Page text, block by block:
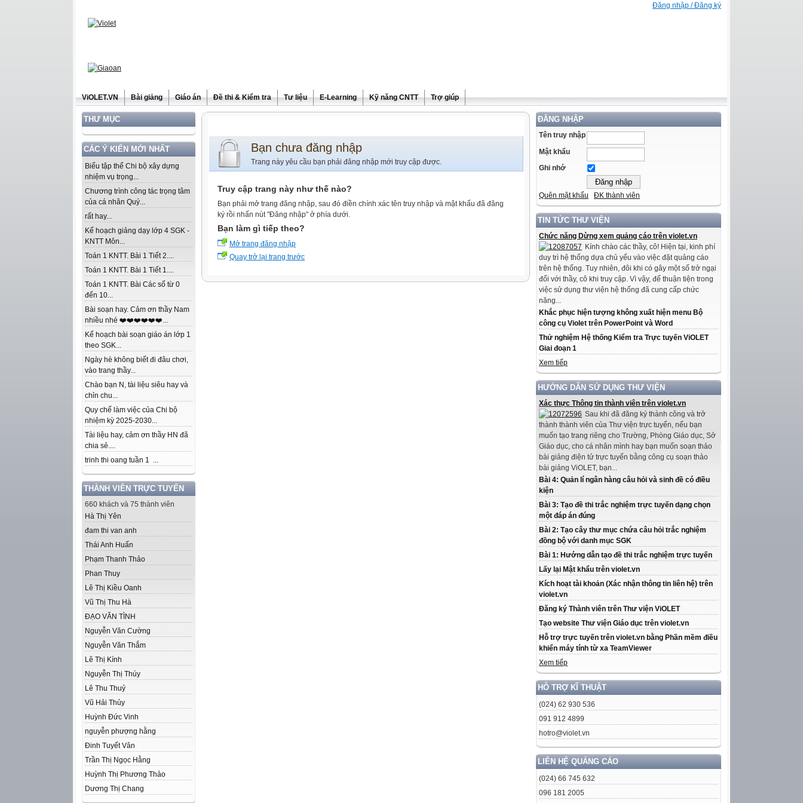
Đăng nhập / Đăng ký
ViOLET.VN Bài giảng Giáo án Đề thi & Kiểm tra Tư liệu E-Learning Kỹ năng CNTT Trợ giúp
THƯ MỤC
CÁC Ý KIẾN MỚI NHẤT
Biểu tập thể Chi bộ xây dựng
nhiệm vụ trọng...
Chương trình công tác trọng tâm
của cá nhân Quý...
rất hay...
Kế hoạch giảng dạy lớp 4 SGK -
KNTT Môn...
Toán 1 KNTT. Bài 1 Tiết 2....
Toán 1 KNTT. Bài 1 Tiết 1....
Toán 1 KNTT. Bài Các số từ 0
đến 10...
Bài soạn hay. Cảm ơn thầy Nam
nhiều nhé ❤️❤️❤️❤️❤️❤️...
Kế hoạch bài soạn giáo án lớp 1
theo SGK...
Ngày hè không biết đi đâu chơi,
vào trang thầy...
Chào bạn N, tài liệu siêu hay và
chỉn chu...
Quy chế làm việc của Chi bộ
nhiệm kỳ 2025-2030...
Tài liệu hay, cảm ơn thầy HN đã
chia sẻ....
trinh thi oang tuần 1 ...
THÀNH VIÊN TRỰC TUYẾN
660 khách và 75 thành viên
Hà Thị Yên
đam thi van anh
Thái Anh Huấn
Phạm Thanh Thảo
Phan Thuy
Lê Thị Kiều Oanh
Vũ Thị Thu Hà
ĐẠO VĂN TÌNH
Nguyễn Văn Cường
Nguyễn Văn Thắm
Lê Thị Kính
Nguyễn Thị Thúy
Lê Thu Thuỷ
Vũ Hải Thủy
Huỳnh Đức Vinh
nguyễn phượng hằng
Đinh Tuyết Vân
Trần Thị Ngọc Hằng
Huỳnh Thị Phương Thảo
Dương Thị Chang
ĐĂNG NHẬP
Tên truy nhập
Mật khẩu
Ghi nhớ
Quên mật khẩu ĐK thành viên
TIN TỨC THƯ VIỆN
Chức năng Dừng xem quảng cáo trên violet.vn
Kính chào các thầy, cô! Hiện tại, kinh phí
duy trì hệ thống dựa chủ yếu vào việc đặt quảng cáo
trên hệ thống. Tuy nhiên, đôi khi có gây một số trở ngại
đối với thầy, cô khi truy cập. Vì vậy, để thuận tiện trong
việc sử dụng thư viện hệ thống đã cung cấp chức
năng...
Khắc phục hiện tượng không xuất hiện menu Bộ
công cụ Violet trên PowerPoint và Word
Thử nghiệm Hệ thống Kiểm tra Trực tuyến ViOLET
Giai đoạn 1
Xem tiếp
HƯỚNG DẪN SỬ DỤNG THƯ VIỆN
Xác thực Thông tin thành viên trên violet.vn
Sau khi đã đăng ký thành công và trở
thành thành viên của Thư viện trực tuyến, nếu bạn
muốn tạo trang riêng cho Trường, Phòng Giáo dục, Sở
Giáo dục, cho cá nhân mình hay bạn muốn soạn thảo
bài giảng điện tử trực tuyến bằng công cụ soạn thảo
bài giảng ViOLET, bạn...
Bài 4: Quản lí ngân hàng câu hỏi và sinh đề có điều
kiện
Bài 3: Tạo đề thi trắc nghiệm trực tuyến dạng chọn
một đáp án đúng
Bài 2: Tạo cây thư mục chứa câu hỏi trắc nghiệm
đồng bộ với danh mục SGK
Bài 1: Hướng dẫn tạo đề thi trắc nghiệm trực tuyến
Lấy lại Mật khẩu trên violet.vn
Kích hoạt tài khoản (Xác nhận thông tin liên hệ) trên
violet.vn
Đăng ký Thành viên trên Thư viện ViOLET
Tạo website Thư viện Giáo dục trên violet.vn
Hỗ trợ trực tuyến trên violet.vn bằng Phần mềm điều
khiển máy tính từ xa TeamViewer
Xem tiếp
HỖ TRỢ KĨ THUẬT
(024) 62 930 536
091 912 4899
hotro@violet.vn
LIÊN HỆ QUẢNG CÁO
(024) 66 745 632
096 181 2005
Bạn chưa đăng nhập
Trang này yêu cầu bạn phải đăng nhập mới truy cập được.
Truy cập trang này như thế nào?
Bạn phải mở trang đăng nhập, sau đó điền chính xác tên truy nhập và mật khẩu đã đăng
ký rồi nhấn nút "Đăng nhập" ở phía dưới.
Bạn làm gì tiếp theo?
Mở trang đăng nhập
Quay trở lại trang trước